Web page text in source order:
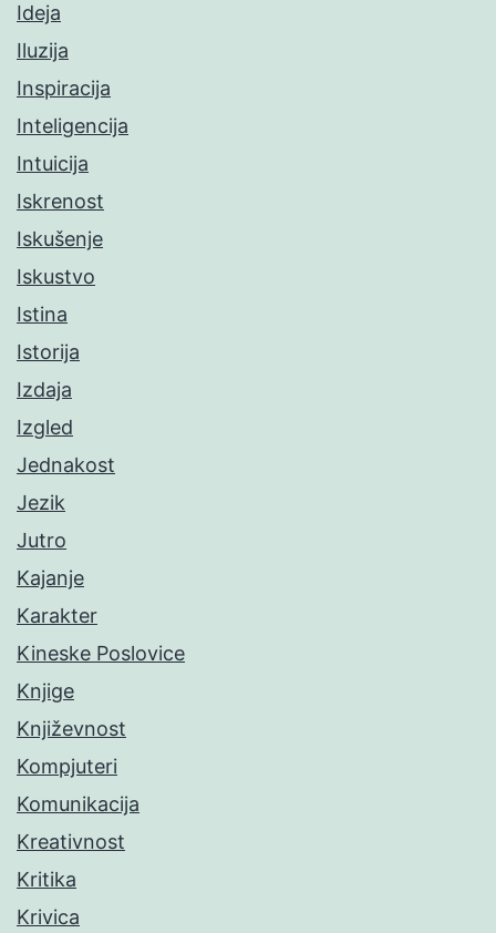
Ideja
Iluzija
Inspiracija
Inteligencija
Intuicija
Iskrenost
Iskušenje
Iskustvo
Istina
Istorija
Izdaja
Izgled
Jednakost
Jezik
Jutro
Kajanje
Karakter
Kineske Poslovice
Knjige
Književnost
Kompjuteri
Komunikacija
Kreativnost
Kritika
Krivica